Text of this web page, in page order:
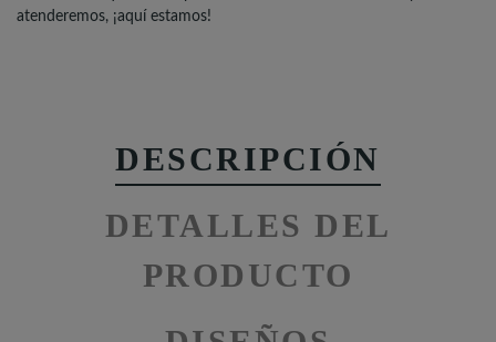
atenderemos, ¡aquí estamos!
DESCRIPCIÓN
DETALLES DEL
PRODUCTO